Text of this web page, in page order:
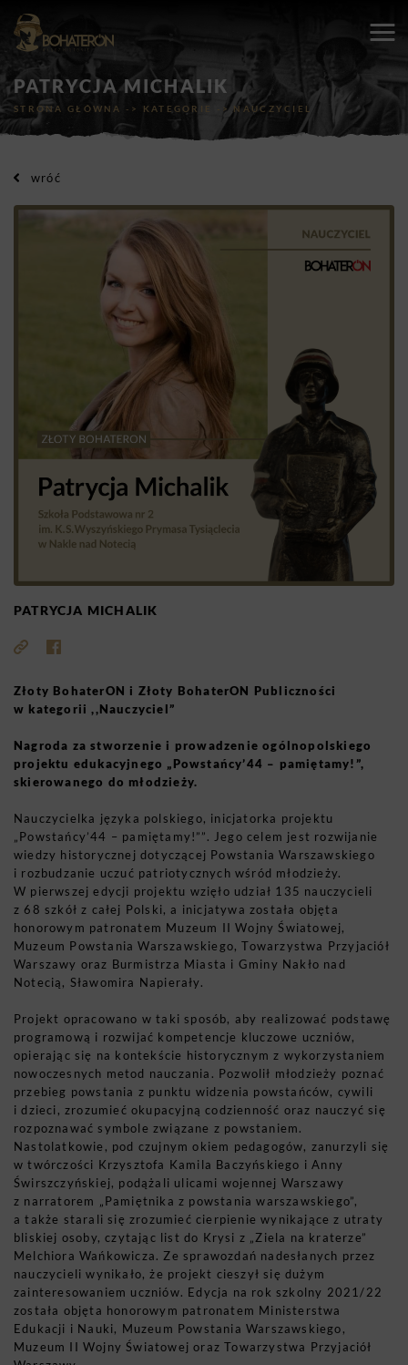
PATRYCJA MICHALIK
STRONA GŁÓWNA -> KATEGORIE ->NAUCZYCIEL
wróć
PATRYCJA MICHALIK
Złoty BohaterON i Złoty BohaterON Publiczności
w kategorii ,,Nauczyciel”
Nagroda za stworzenie i prowadzenie ogólnopolskiego
projektu edukacyjnego „Powstańcy’44 – pamiętamy!”,
skierowanego do młodzieży.
Nauczycielka języka polskiego, inicjatorka projektu
„Powstańcy’44 – pamiętamy!””. Jego celem jest rozwijanie
wiedzy historycznej dotyczącej Powstania Warszawskiego
i rozbudzanie uczuć patriotycznych wśród młodzieży.
W pierwszej edycji projektu wzięło udział 135 nauczycieli
z 68 szkół z całej Polski, a inicjatywa została objęta
honorowym patronatem Muzeum II Wojny Światowej,
Muzeum Powstania Warszawskiego, Towarzystwa Przyjaciół
Warszawy oraz Burmistrza Miasta i Gminy Nakło nad
Notecią, Sławomira Napierały.
Projekt opracowano w taki sposób, aby realizować podstawę
programową i rozwijać kompetencje kluczowe uczniów,
opierając się na kontekście historycznym z wykorzystaniem
nowoczesnych metod nauczania. Pozwolił młodzieży poznać
przebieg powstania z punktu widzenia powstańców, cywili
i dzieci, zrozumieć okupacyjną codzienność oraz nauczyć się
rozpoznawać symbole związane z powstaniem.
Nastolatkowie, pod czujnym okiem pedagogów, zanurzyli się
w twórczości Krzysztofa Kamila Baczyńskiego i Anny
Świrszczyńskiej, podążali ulicami wojennej Warszawy
z narratorem „Pamiętnika z powstania warszawskiego”,
a także starali się zrozumieć cierpienie wynikające z utraty
bliskiej osoby, czytając list do Krysi z „Ziela na kraterze”
Melchiora Wańkowicza. Ze sprawozdań nadesłanych przez
nauczycieli wynikało, że projekt cieszył się dużym
zainteresowaniem uczniów. Edycja na rok szkolny 2021/22
została objęta honorowym patronatem Ministerstwa
Edukacji i Nauki, Muzeum Powstania Warszawskiego,
Muzeum II Wojny Światowej oraz Towarzystwa Przyjaciół